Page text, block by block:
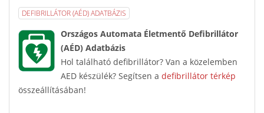
DEFIBRILLÁTOR (AÉD) ADATBÁZIS
Országos Automata Életmentő Defibrillátor
(AÉD) Adatbázis
Hol található defibrillátor? Van a közelemben
AED készülék? Segítsen a defibrillátor térkép
összeállításában!